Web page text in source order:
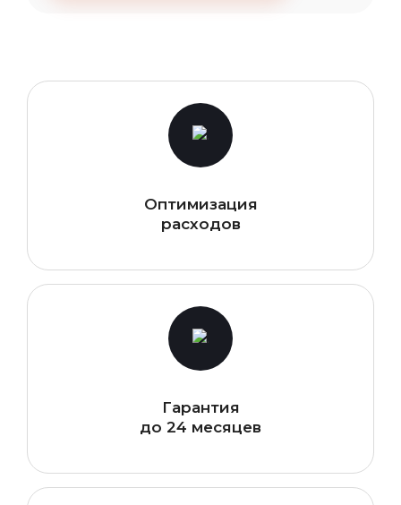
Оптимизация
расходов
Гарантия
до 24 месяцев